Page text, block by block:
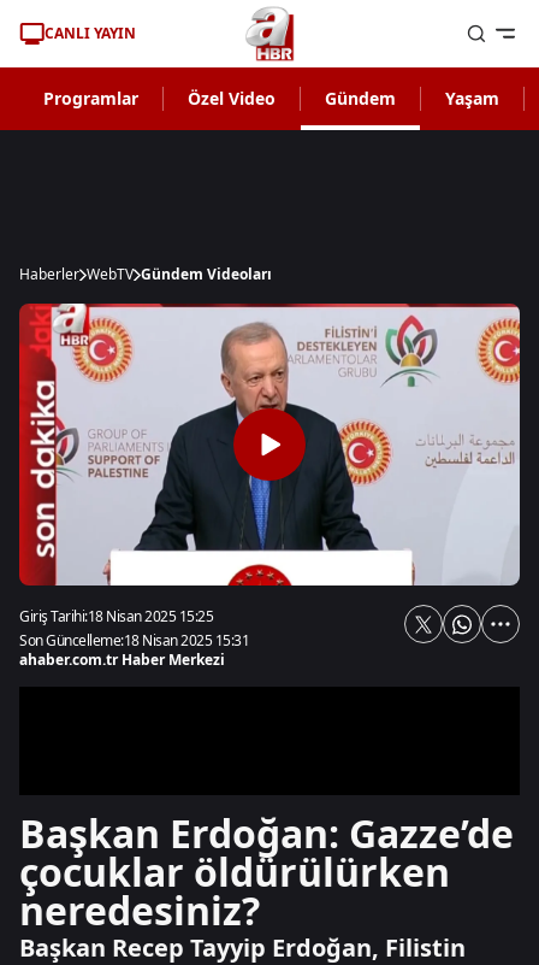
CANLI YAYIN
Programlar Özel Video Gündem Yaşam
Haberler WebTV Gündem Videoları
Giriş Tarihi:18 Nisan 2025 15:25
Son Güncelleme:18 Nisan 2025 15:31
ahaber.com.tr Haber Merkezi
Başkan Erdoğan: Gazze’de
çocuklar öldürülürken
neredesiniz?
Başkan Recep Tayyip Erdoğan, Filistin